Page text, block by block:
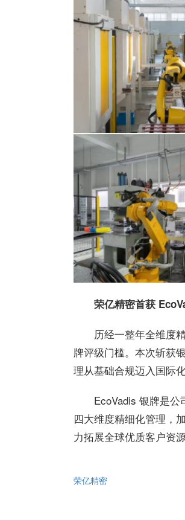
荣亿精密首获
历经一整年全维度
牌评级门槛。本次斩获
理从基础合规迈入国际
EcoVadis 银牌是
四大维度精细化管理，
力拓展全球优质客户资
荣亿精密